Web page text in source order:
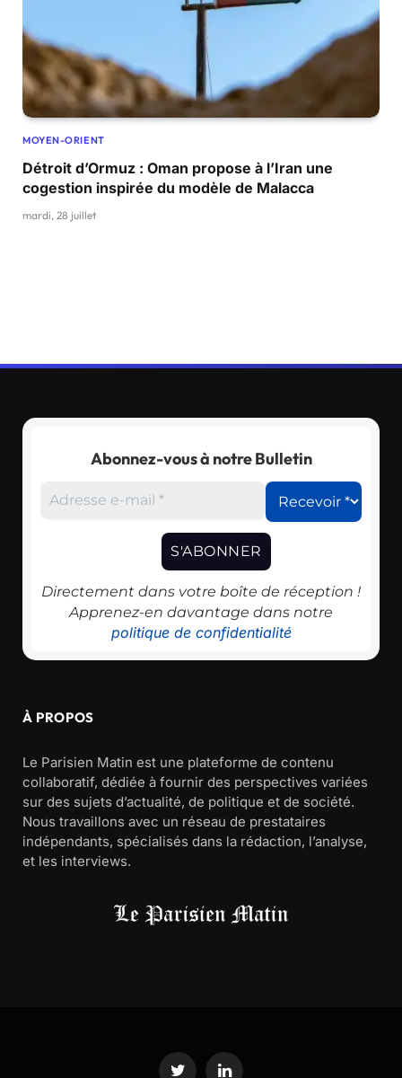
MOYEN-ORIENT
Détroit d’Ormuz : Oman propose à l’Iran une
cogestion inspirée du modèle de Malacca
mardi, 28 juillet
Abonnez-vous à notre Bulletin
Directement dans votre boîte de réception !
Apprenez-en davantage dans notre
politique de confidentialité
À PROPOS
Le Parisien Matin est une plateforme de contenu
collaboratif, dédiée à fournir des perspectives variées
sur des sujets d’actualité, de politique et de société.
Nous travaillons avec un réseau de prestataires
indépendants, spécialisés dans la rédaction, l’analyse,
et les interviews.